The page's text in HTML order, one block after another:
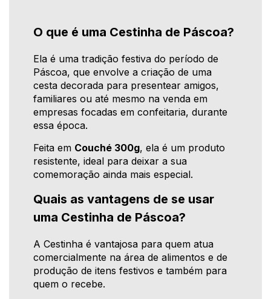
O que é uma Cestinha de Páscoa?
Ela é uma tradição festiva do período de
Páscoa, que envolve a criação de uma
cesta decorada para presentear amigos,
familiares ou até mesmo na venda em
empresas focadas em confeitaria, durante
essa época.
Feita em Couché 300g, ela é um produto
resistente, ideal para deixar a sua
comemoração ainda mais especial.
Quais as vantagens de se usar
uma Cestinha de Páscoa?
A Cestinha é vantajosa para quem atua
comercialmente na área de alimentos e de
produção de itens festivos e também para
quem o recebe.